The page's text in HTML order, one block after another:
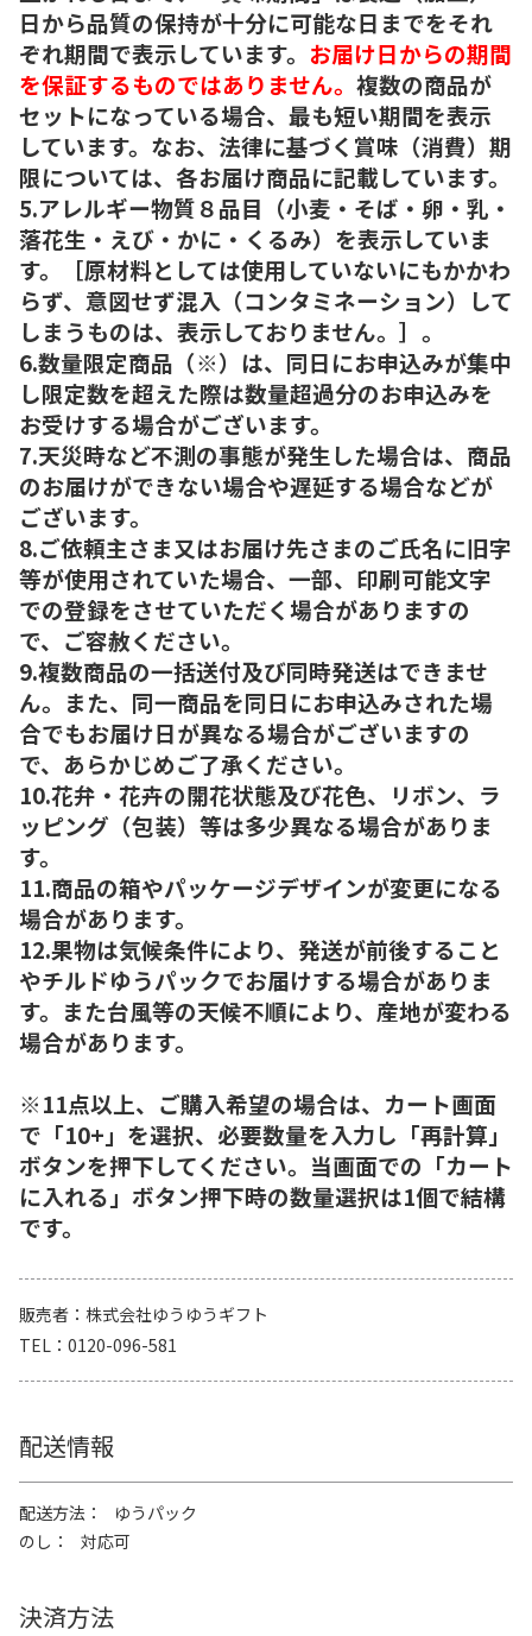
日から品質の保持が十分に可能な日までをそれ
ぞれ期間で表示しています。 お届け日からの期間
を保証するものではありません。 複数の商品が
セットになっている場合、最も短い期間を表示
しています。なお、法律に基づく賞味（消費）期
限については、各お届け商品に記載しています。
5.アレルギー物質８品目（小麦・そば・卵・乳・
落花生・えび・かに・くるみ）を表示していま
す。［原材料としては使用していないにもかかわ
らず、意図せず混入（コンタミネーション）して
しまうものは、表示しておりません。］。
6.数量限定商品（※）は、同日にお申込みが集中
し限定数を超えた際は数量超過分のお申込みを
お受けする場合がございます。
7.天災時など不測の事態が発生した場合は、商品
のお届けができない場合や遅延する場合などが
ございます。
8.ご依頼主さま又はお届け先さまのご氏名に旧字
等が使用されていた場合、一部、印刷可能文字
での登録をさせていただく場合がありますの
で、ご容赦ください。
9.複数商品の一括送付及び同時発送はできませ
ん。また、同一商品を同日にお申込みされた場
合でもお届け日が異なる場合がございますの
で、あらかじめご了承ください。
10.花弁・花卉の開花状態及び花色、リボン、ラ
ッピング（包装）等は多少異なる場合がありま
す。
11.商品の箱やパッケージデザインが変更になる
場合があります。
12.果物は気候条件により、発送が前後すること
やチルドゆうパックでお届けする場合がありま
す。また台風等の天候不順により、産地が変わる
場合があります。
※11点以上、ご購入希望の場合は、カート画面
で「10+」を選択、必要数量を入力し「再計算」
ボタンを押下してください。当画面での「カート
に入れる」ボタン押下時の数量選択は1個で結構
です。
販売者
株式会社ゆうゆうギフト
TEL
0120-096-581
配送情報
配送方法
ゆうパック
のし
対応可
決済方法